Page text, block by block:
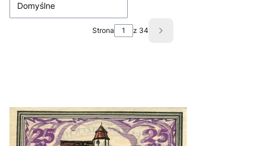
Domyślne
Strona z 34 Następne produkty